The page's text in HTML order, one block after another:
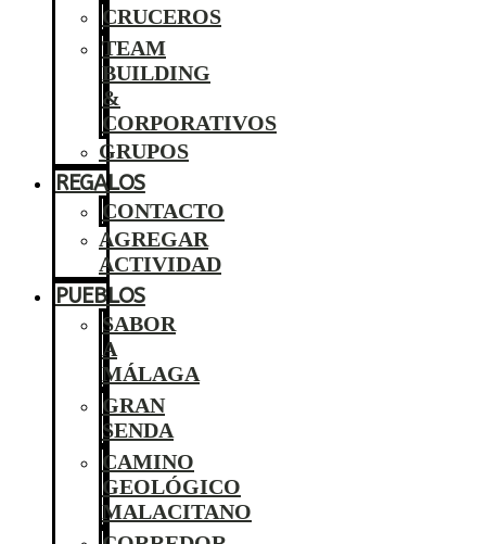
CRUCEROS
TEAM
BUILDING
&
CORPORATIVOS
GRUPOS
REGALOS
CONTACTO
AGREGAR
ACTIVIDAD
PUEBLOS
SABOR
A
MÁLAGA
GRAN
SENDA
CAMINO
GEOLÓGICO
MALACITANO